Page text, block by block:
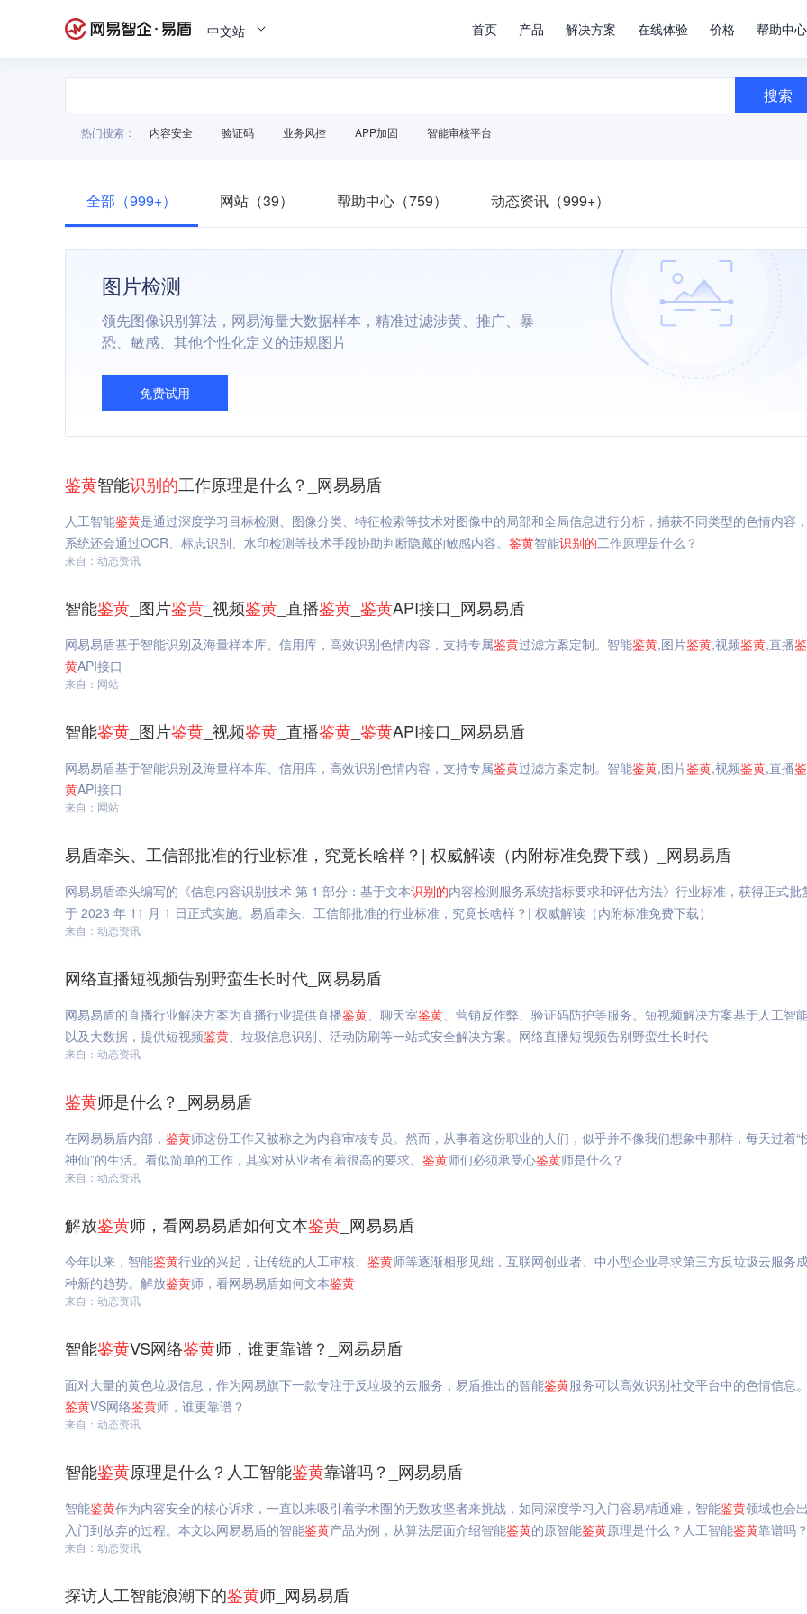
中文站 首页 产品 解决方案 在线体验 价格 帮助中心
搜索
热门搜索： 内容安全 验证码 业务风控 APP加固 智能审核平台
全部（999+） 网站（39） 帮助中心（759） 动态资讯（999+）
图片检测
领先图像识别算法，网易海量大数据样本，精准过滤涉黄、推广、暴
恐、敏感、其他个性化定义的违规图片
免费试用
鉴黄智能识别的工作原理是什么？_网易易盾
人工智能鉴黄是通过深度学习目标检测、图像分类、特征检索等技术对图像中的局部和全局信息进行分析，捕获不同类型的色情内容
系统还会通过OCR、标志识别、水印检测等技术手段协助判断隐藏的敏感内容。 鉴黄智能识别的工作原理是什么？
来自：动态资讯
智能鉴黄 _图片鉴黄 _视频鉴黄 _直播鉴黄 鉴黄API接口_网易易盾
网易易盾基于智能识别及海量样本库、信用库，高效识别色情内容，支持专属鉴黄过滤方案定制。智能鉴黄,图片鉴黄,视频鉴黄,直播鉴
黄API接口
来自：网站
智能鉴黄 _图片鉴黄 _视频鉴黄 _直播鉴黄 鉴黄API接口_网易易盾
网易易盾基于智能识别及海量样本库、信用库，高效识别色情内容，支持专属鉴黄过滤方案定制。智能鉴黄,图片鉴黄,视频鉴黄,直播鉴
黄API接口
来自：网站
易盾牵头、工信部批准的行业标准，究竟长啥样？| 权威解读（内附标准免费下载）_网易易盾
网易易盾牵头编写的《信息内容识别技术 第 1 部分：基于文本识别的内容检测服务系统指标要求和评估方法》行业标准，获得正式批
于 2023 年 11 月 1 日正式实施。易盾牵头、工信部批准的行业标准，究竟长啥样？| 权威解读（内附标准免费下载）
来自：动态资讯
网络直播短视频告别野蛮生长时代_网易易盾
网易易盾的直播行业解决方案为直播行业提供直播鉴黄、聊天室鉴黄、营销反作弊、验证码防护等服务。短视频解决方案基于人工智
以及大数据，提供短视频鉴黄、垃圾信息识别、活动防刷等一站式安全解决方案。网络直播短视频告别野蛮生长时代
来自：动态资讯
鉴黄师是什么？_网易易盾
在网易易盾内部， 鉴黄师这份工作又被称之为内容审核专员。然而，从事着这份职业的人们，似乎并不像我们想象中那样，每天过着“
神仙”的生活。看似简单的工作，其实对从业者有着很高的要求。 鉴黄师们必须承受心鉴黄师是什么？
来自：动态资讯
解放鉴黄师，看网易易盾如何文本鉴黄 _网易易盾
今年以来，智能鉴黄行业的兴起，让传统的人工审核、 鉴黄师等逐渐相形见绌，互联网创业者、中小型企业寻求第三方反垃圾云服务
种新的趋势。解放鉴黄师，看网易易盾如何文本鉴黄
来自：动态资讯
智能鉴黄VS网络鉴黄师，谁更靠谱？_网易易盾
面对大量的黄色垃圾信息，作为网易旗下一款专注于反垃圾的云服务，易盾推出的智能鉴黄服务可以高效识别社交平台中的色情信息
鉴黄VS网络鉴黄师，谁更靠谱？
来自：动态资讯
智能鉴黄原理是什么？人工智能鉴黄靠谱吗？_网易易盾
智能鉴黄作为内容安全的核心诉求，一直以来吸引着学术圈的无数攻坚者来挑战，如同深度学习入门容易精通难，智能鉴黄领域也会
入门到放弃的过程。本文以网易易盾的智能鉴黄产品为例，从算法层面介绍智能鉴黄的原智能鉴黄原理是什么？人工智能鉴黄靠谱吗？
来自：动态资讯
探访人工智能浪潮下的鉴黄师_网易易盾